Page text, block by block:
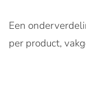
Een
per product,